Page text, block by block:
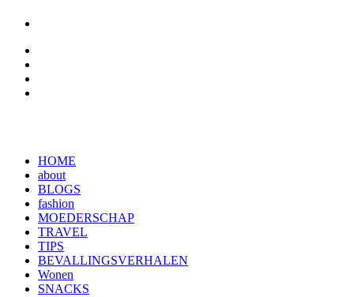
HOME
about
BLOGS
fashion
MOEDERSCHAP
TRAVEL
TIPS
BEVALLINGSVERHALEN
Wonen
SNACKS